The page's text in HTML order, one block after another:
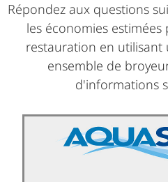
À PROPOS DE NOUS
Répondez aux questions
les économies
restauration en utilisant
ensemble de
d'informations